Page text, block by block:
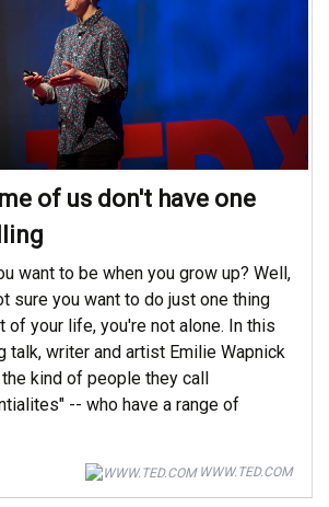
of us don't have one
want to be when you grow up? Well,
sure you want to do just one thing
of your life, you're not alone. In this
talk, writer and artist Emilie Wapnick
kind of people they call
-- who have a range of
WWW.TED.COM